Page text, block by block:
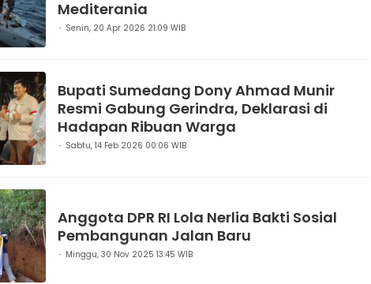
Mediterania
Senin, 20 Apr 2026 21:09 WIB
Bupati Sumedang Dony Ahmad Munir
Resmi Gabung Gerindra, Deklarasi di
Hadapan Ribuan Warga
Sabtu, 14 Feb 2026 00:06 WIB
Anggota DPR RI Lola Nerlia Bakti Sosial
Pembangunan Jalan Baru
Minggu, 30 Nov 2025 13:45 WIB